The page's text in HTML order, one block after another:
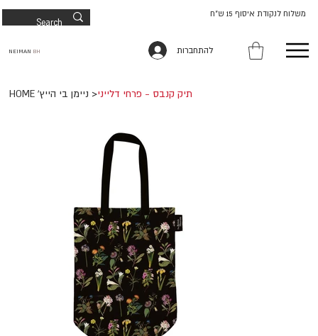
להתחברות NEIMAN BH
משלוח לנקודת איסוף 15 ש"ח
HOME 'ניימן בי הייץ >תיק קנבס - פרחי דלייני